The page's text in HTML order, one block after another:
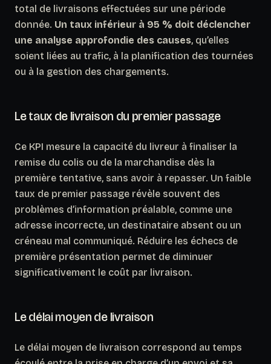
total de livraisons effectuées sur une période
donnée. Un taux inférieur à 95 % doit déclencher
une analyse approfondie des causes, qu’elles
soient liées au trafic, à la planification des tournées
ou à la gestion des chargements.
Le taux de livraison du premier passage
Ce KPI mesure la capacité du livreur à finaliser la
remise du colis ou de la marchandise dès la
première tentative, sans avoir à repasser. Un faible
taux de premier passage révèle souvent des
problèmes d’information préalable, comme une
adresse incorrecte, un destinataire absent ou un
créneau mal communiqué. Réduire les échecs de
première présentation permet de diminuer
significativement le coût par livraison.
Le délai moyen de livraison
Le délai moyen de livraison correspond au temps